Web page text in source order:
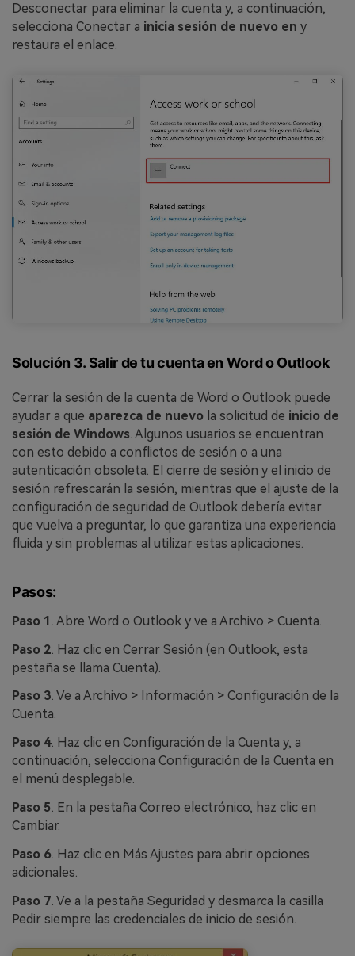
Desconectar para eliminar la cuenta y, a continuación,
selecciona Conectar a inicia sesión de nuevo en y
restaura el enlace.
Solución 3. Salir de tu cuenta en Word o Outlook
Cerrar la sesión de la cuenta de Word o Outlook puede
ayudar a que aparezca de nuevo la solicitud de inicio de
sesión de Windows . Algunos usuarios se encuentran
con esto debido a conflictos de sesión o a una
autenticación obsoleta. El cierre de sesión y el inicio de
sesión refrescarán la sesión, mientras que el ajuste de la
configuración de seguridad de Outlook debería evitar
que vuelva a preguntar, lo que garantiza una experiencia
fluida y sin problemas al utilizar estas aplicaciones.
Pasos:
Paso 1 . Abre Word o Outlook y ve a Archivo > Cuenta.
Paso 2 . Haz clic en Cerrar Sesión (en Outlook, esta
pestaña se llama Cuenta).
Paso 3. Ve a Archivo > Información > Configuración de la
Cuenta.
Paso 4. Haz clic en Configuración de la Cuenta y, a
continuación, selecciona Configuración de la Cuenta en
el menú desplegable.
Paso 5. En la pestaña Correo electrónico, haz clic en
Cambiar.
Paso 6 . Haz clic en Más Ajustes para abrir opciones
adicionales.
Paso 7 . Ve a la pestaña Seguridad y desmarca la casilla
Pedir siempre las credenciales de inicio de sesión.